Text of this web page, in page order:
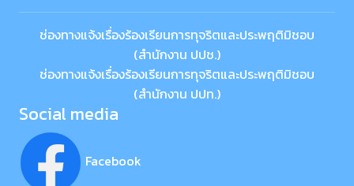
ช่องทางแจ้งเรื่องร้องเรียนการทุจริตและประพฤติมิชอบ
(สำนักงาน ปปช.)
ช่องทางแจ้งเรื่องร้องเรียนการทุจริตและประพฤติมิชอบ
(สำนักงาน ปปท.)
Social media
Facebook